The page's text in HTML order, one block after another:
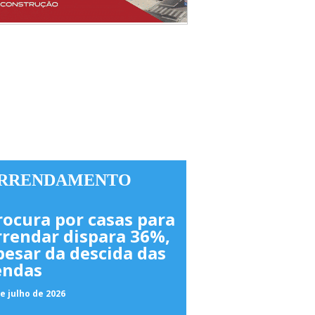
por casas para
dispara 36%,
da descida das
julho de 2026